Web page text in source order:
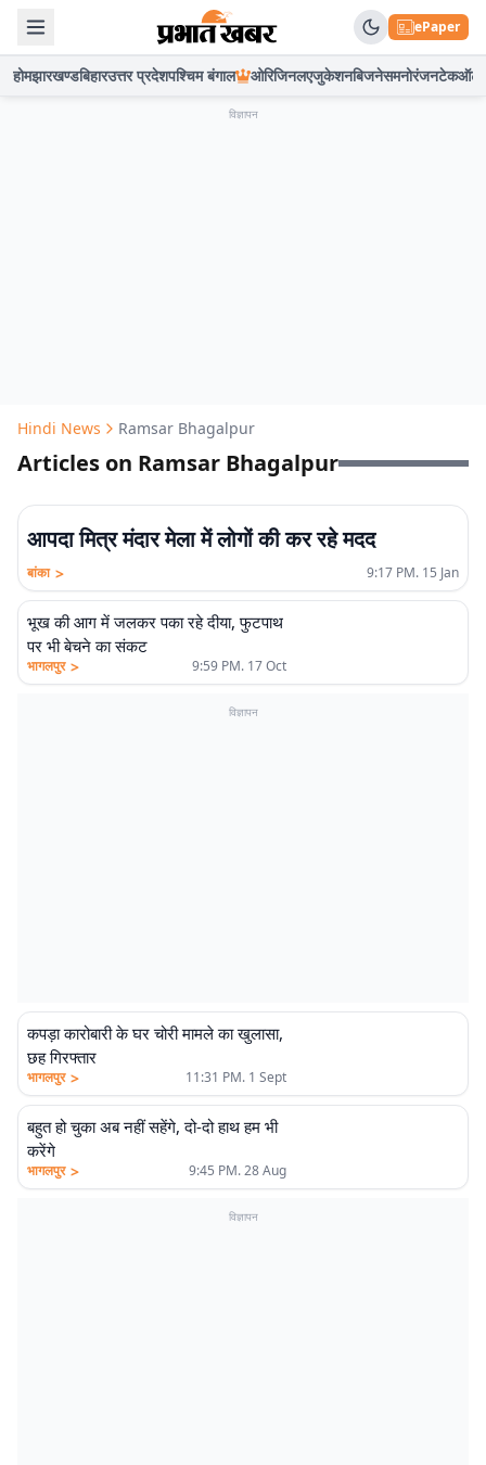
ePaper
होमझारखण्डबिहारउत्तर प्रदेशपश्चिम बंगाल ओरिजिनलएजुकेशनबिजनेसमनोरंजनटेकऑटो
विज्ञापन
Hindi News Ramsar Bhagalpur
Articles on Ramsar Bhagalpur
आपदा मित्र मंदार मेला में लोगों की कर रहे मदद
बांका > 9:17 PM. 15 Jan
भूख की आग में जलकर पका रहे दीया, फुटपाथ
पर भी बेचने का संकट
भागलपुर > 9:59 PM. 17 Oct
विज्ञापन
कपड़ा कारोबारी के घर चोरी मामले का खुलासा,
छह गिरफ्तार
भागलपुर > 11:31 PM. 1 Sept
बहुत हो चुका अब नहीं सहेंगे, दो-दो हाथ हम भी
करेंगे
भागलपुर > 9:45 PM. 28 Aug
विज्ञापन